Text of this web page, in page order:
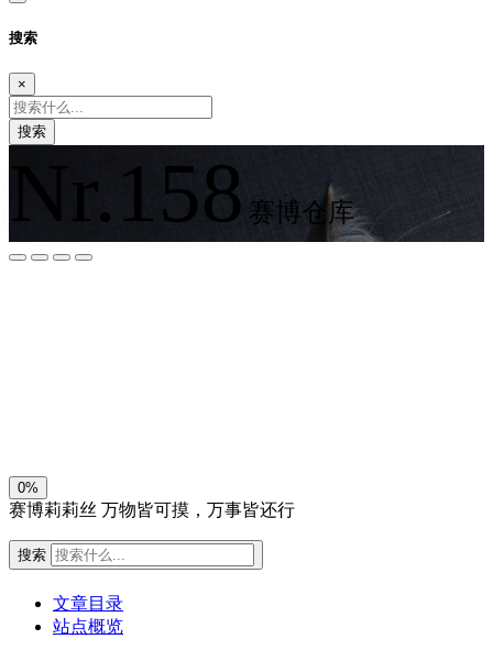
搜索
×
搜索
Nr.158 赛博仓库
0%
赛博莉莉丝 万物皆可摸，万事皆还行
搜索
文章目录
站点概览